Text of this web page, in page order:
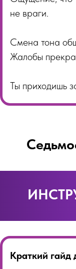
не враги.
Смена тона
Жалобы
Ты приходишь
Краткий гайд